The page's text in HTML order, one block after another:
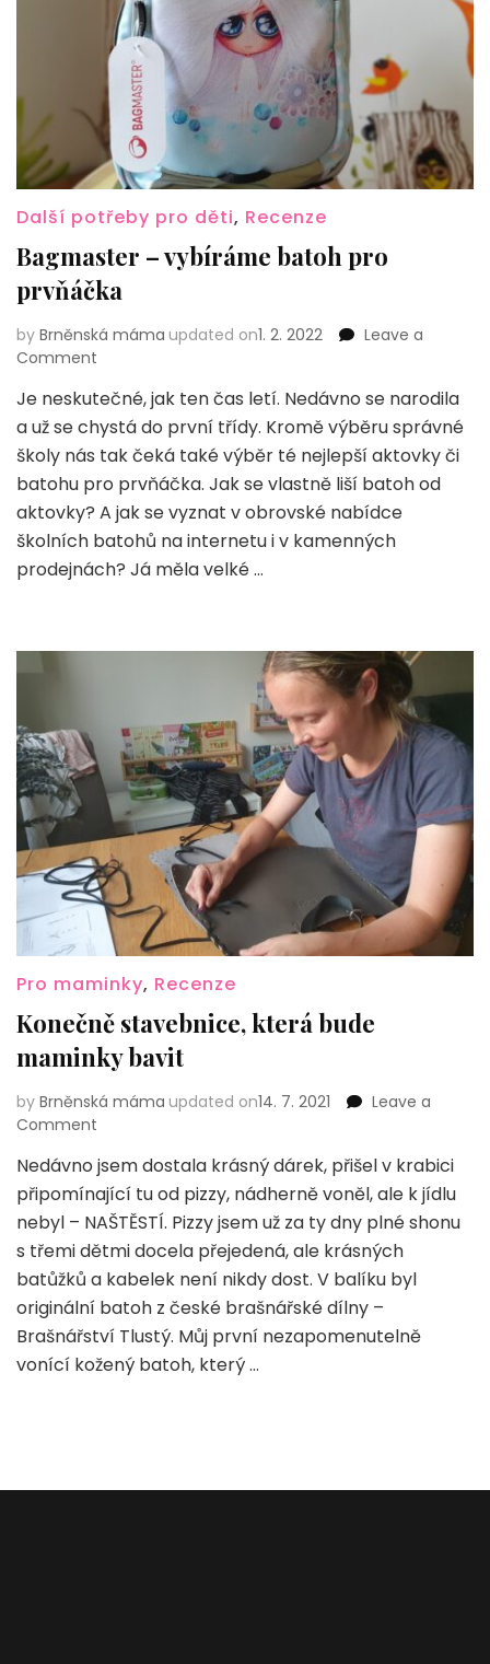
Další potřeby pro děti, Recenze
Bagmaster – vybíráme batoh pro
prvňáčka
by Brněnská máma updated on1. 2. 2022
Leave a
Comment
–
vybíráme
batoh
prvňáčka
Je neskutečné, jak ten čas letí. Nedávno se narodila
a už se chystá do první třídy. Kromě výběru správné
školy nás tak čeká také výběr té nejlepší aktovky či
batohu pro prvňáčka. Jak se vlastně liší batoh od
aktovky? A jak se vyznat v obrovské nabídce
školních batohů na internetu i v kamenných
prodejnách? Já měla velké …
Pro maminky, Recenze
Konečně stavebnice, která bude
maminky bavit
by Brněnská máma updated on14. 7. 2021
Leave a
Comment
stavebnice,
která
bude
maminky
bavit
Nedávno jsem dostala krásný dárek, přišel v krabici
připomínající tu od pizzy, nádherně voněl, ale k jídlu
nebyl – NAŠTĚSTÍ. Pizzy jsem už za ty dny plné shonu
s třemi dětmi docela přejedená, ale krásných
batůžků a kabelek není nikdy dost. V balíku byl
originální batoh z české brašnářské dílny –
Brašnářství Tlustý. Můj první nezapomenutelně
vonící kožený batoh, který …